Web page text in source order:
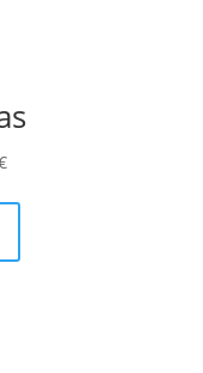
Price
through
has